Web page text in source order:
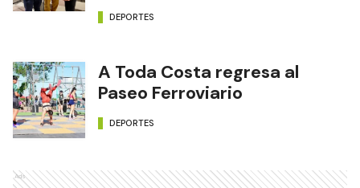
DEPORTES
A Toda Costa regresa al
Paseo Ferroviario
DEPORTES
Ads